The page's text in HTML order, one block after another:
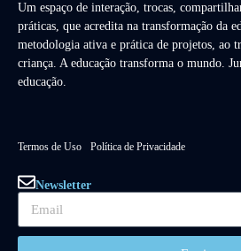
Um espaço de interação, trocas,
práticas, que acredita na transformação da
metodologia ativa e prática de projetos, ao
criança. A educação transforma o mundo.
educação.
Termos de Uso Política de Privacidade
Newsletter